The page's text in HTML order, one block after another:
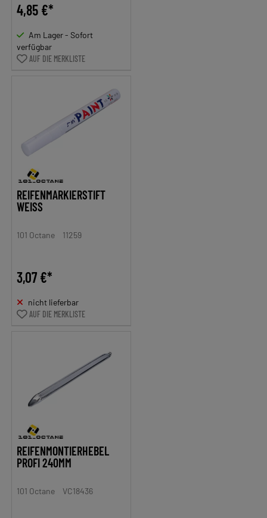
4,85 €*
Am Lager - Sofort
verfügbar
AUF DIE MERKLISTE
REIFENMARKIERSTIFT
WEISS
101 Octane 11259
3,07 €*
nicht lieferbar
AUF DIE MERKLISTE
REIFENMONTIERHEBEL
PROFI 240MM
101 Octane VC18436